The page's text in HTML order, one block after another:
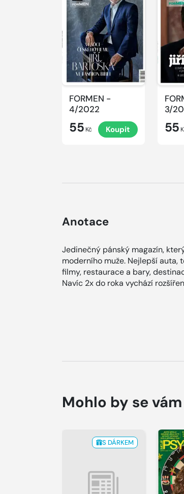
FORMEN -
4/2022
55 Kč Koupit
3/
55
Anotace
Jedinečný pánský magazín,
moderního muže. Nejlepší auta,
filmy, restaurace a bary,
Navíc 2x do roka vychází
Mohlo by se
S DÁRKEM